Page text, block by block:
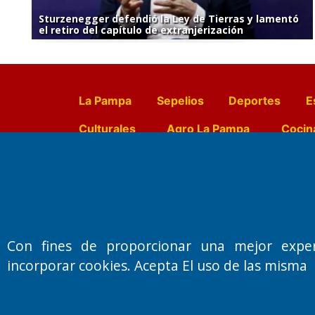
Sturzenegger defendió la Ley de Tierras y lamentó
el retiro del capítulo de extranjerización
La Pampa Sepelios Deportes
Culturales
Agro La Pampa
Doctor Antonio
Primera edición: Domingo 3 de
Miembro de ADIRA,ADEPA y CPPAL
Con fines de proporcionar una mejor
incorporar cookies. Acepta El uso de las misma